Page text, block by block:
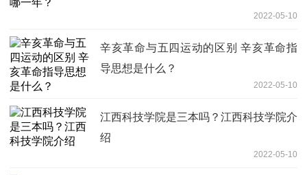
2022-05-10
辛亥革命与五四运动的区别 辛亥革命指
导思想是什么？
2022-05-10
江西科技学院是三本吗？江西科技学院介
绍
2022-05-10